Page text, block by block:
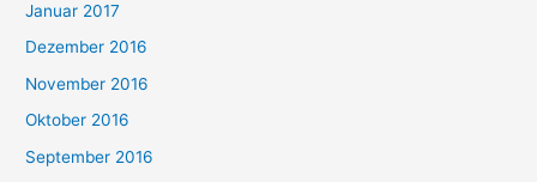
Januar 2017
Dezember 2016
November 2016
Oktober 2016
September 2016